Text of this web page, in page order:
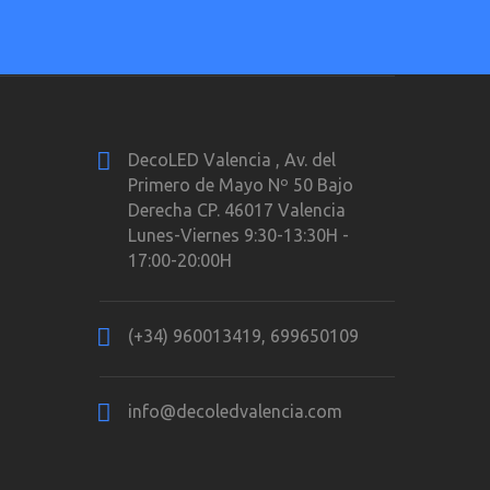
DecoLED Valencia , Av. del
Primero de Mayo Nº 50 Bajo
Derecha CP. 46017 Valencia
Lunes-Viernes 9:30-13:30H -
17:00-20:00H
(+34) 960013419, 699650109
info@decoledvalencia.com